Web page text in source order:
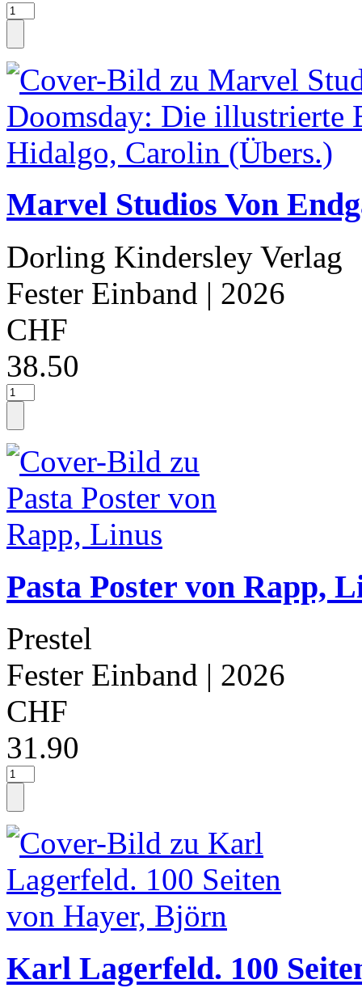
Marvel Studios Von
Dorling Kindersley Verlag
Fester Einband | 2026
CHF
38.50
Pasta Poster von Rapp,
Prestel
Fester Einband | 2026
CHF
31.90
Karl Lagerfeld. 100